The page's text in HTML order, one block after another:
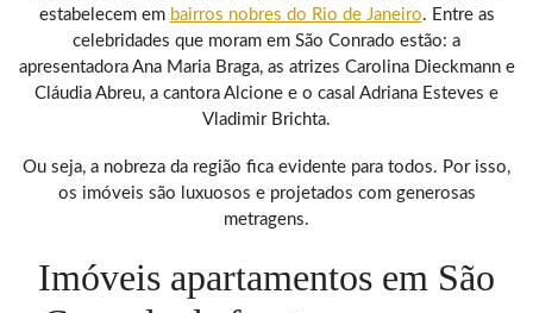
estabelecem em bairros nobres do Rio de Janeiro. Entre as
celebridades que moram em São Conrado estão: a
apresentadora Ana Maria Braga, as atrizes Carolina Dieckmann e
Cláudia Abreu, a cantora Alcione e o casal Adriana Esteves e
Vladimir Brichta.
Ou seja, a nobreza da região fica evidente para todos. Por isso,
os imóveis são luxuosos e projetados com generosas
metragens.
Imóveis apartamentos em São